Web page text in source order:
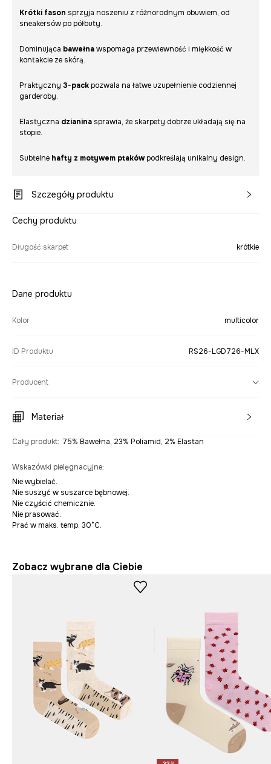
Krótki fason sprzyja noszeniu z różnorodnym obuwiem, od
sneakersów po półbuty.
Dominująca bawełnawspomaga przewiewność i miękkość w
kontakcie ze skórą.
Praktyczny 3-pack pozwala na łatwe uzupełnienie codziennej
garderoby.
Elastyczna dzianina sprawia, że skarpety dobrze układają się na
stopie.
Subtelne hafty z motywem ptakówpodkreślają unikalny design.
Szczegóły produktu
Cechy produktu
Długość skarpet krótkie
Dane produktu
Kolor multicolor
ID Produktu RS26-LGD726-MLX
Producent
Materiał
Cały produkt: 75% Bawełna, 23% Poliamid, 2% Elastan
Wskazówki pielęgnacyjne:
Nie wybielać.
Nie suszyć w suszarce bębnowej.
Nie czyścić chemicznie.
Nie prasować.
Prać w maks. temp. 30°C.
Zobacz wybrane dla Ciebie